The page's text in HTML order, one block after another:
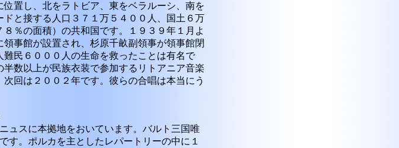
位置し、北をラトビア、東をベラルーシ、南を
と接する人口３７１万５４００人、国土６万
８％の面積）の共和国です。１９３９年１月よ
領事館が設置され、杉原千畝副領事が領事館閉
民６０００人の生命を救ったことは有名で
数以上が民族衣装で参加するリトアニア音楽
回は２００２年です。彼らの合唱は本当にう
ュスに本拠地をおいています。バルト三国唯
す。ポルカを主としたレパートリーの中に１